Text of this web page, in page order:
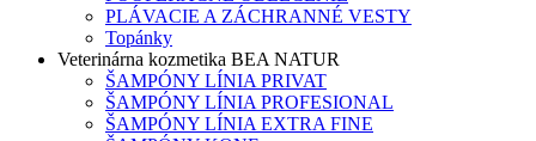
PLÁVACIE A ZÁCHRANNÉ VESTY
Topánky
Veterinárna kozmetika BEA NATUR
ŠAMPÓNY LÍNIA PRIVAT
ŠAMPÓNY LÍNIA PROFESIONAL
ŠAMPÓNY LÍNIA EXTRA FINE